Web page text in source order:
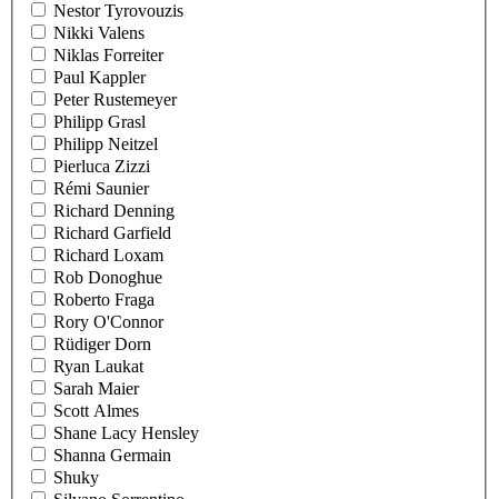
Nestor Tyrovouzis
Nikki Valens
Niklas Forreiter
Paul Kappler
Peter Rustemeyer
Philipp Grasl
Philipp Neitzel
Pierluca Zizzi
Rémi Saunier
Richard Denning
Richard Garfield
Richard Loxam
Rob Donoghue
Roberto Fraga
Rory O'Connor
Rüdiger Dorn
Ryan Laukat
Sarah Maier
Scott Almes
Shane Lacy Hensley
Shanna Germain
Shuky